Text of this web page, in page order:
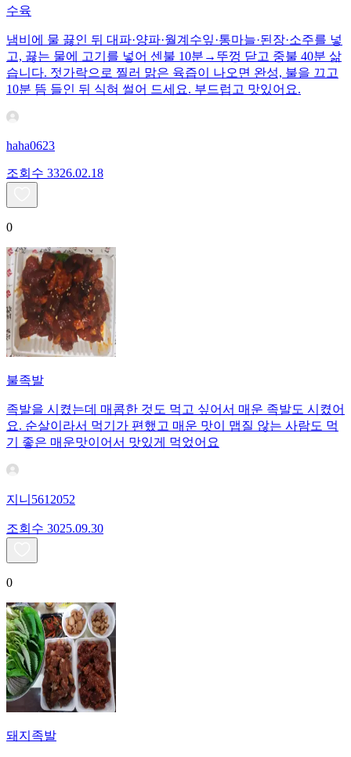
수육
냄비에 물 끓인 뒤 대파·양파·월계수잎·통마늘·된장·소주를 넣
고, 끓는 물에 고기를 넣어 센불 10분→뚜껑 닫고 중불 40분 삶
습니다. 젓가락으로 찔러 맑은 육즙이 나오면 완성, 불을 끄고
10분 뜸 들인 뒤 식혀 썰어 드세요. 부드럽고 맛있어요.
haha0623
조회수 3326.02.18
0
불족발
족발을 시켰는데 매콤한 것도 먹고 싶어서 매운 족발도 시켰어
요. 순살이라서 먹기가 편했고 매운 맛이 맵질 않는 사람도 먹
기 좋은 매운맛이어서 맛있게 먹었어요
지니5612052
조회수 3025.09.30
0
돼지족발